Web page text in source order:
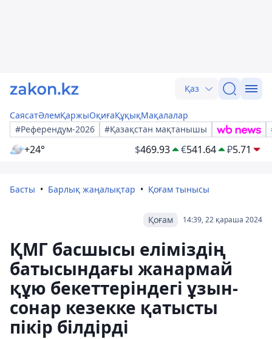
Қаз
СаясатӘлемҚаржыОқиғаҚұқықМақалалар
#Референдум-2026
#Қазақстан мақтанышы
+24° $469.93 €541.64 ₽5.71
Басты Барлық жаңалықтар Қоғам тынысы
14:39, 22 қараша 2024
Қоғам
ҚМГ басшысы еліміздің
батысындағы жанармай
құю бекеттеріндегі ұзын-
сонар кезекке қатысты
пікір білдірді